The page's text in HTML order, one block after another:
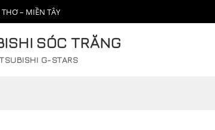
– MIỀN TÂY
SÓC TRĂNG
G-STARS